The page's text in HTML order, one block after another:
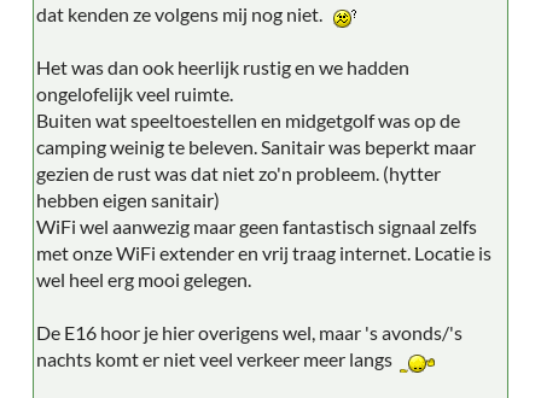
dat kenden ze volgens mij nog niet.
Het was dan ook heerlijk rustig en we hadden
ongelofelijk veel ruimte.
Buiten wat speeltoestellen en midgetgolf was op de
camping weinig te beleven. Sanitair was beperkt maar
gezien de rust was dat niet zo'n probleem. (hytter
hebben eigen sanitair)
WiFi wel aanwezig maar geen fantastisch signaal zelfs
met onze WiFi extender en vrij traag internet. Locatie is
wel heel erg mooi gelegen.
De E16 hoor je hier overigens wel, maar 's avonds/'s
nachts komt er niet veel verkeer meer langs